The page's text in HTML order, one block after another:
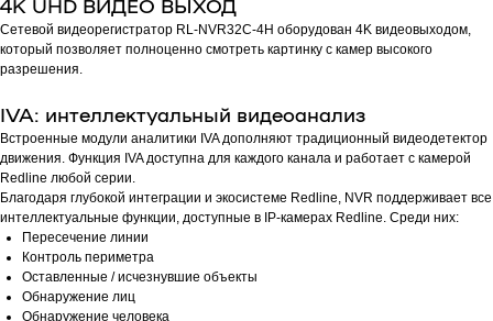
Сетевой видеорегистратор RL-NVR32C-4H оборудован 4K видеовыходом,
который позволяет полноценно смотреть картинку с камер высокого
разрешения.
IVA: интеллектуальный видеоанализ
Встроенные модули аналитики IVA дополняют традиционный видеодетектор
движения. Функция IVA доступна для каждого канала и работает с камерой
Redline любой серии.
Благодаря глубокой интеграции и экосистеме Redline, NVR поддерживает все
интеллектуальные функции, доступные в IP-камерах Redline. Среди них:
Пересечение линии
Контроль периметра
Оставленные / исчезнувшие объекты
Обнаружение лиц
Обнаружение человека